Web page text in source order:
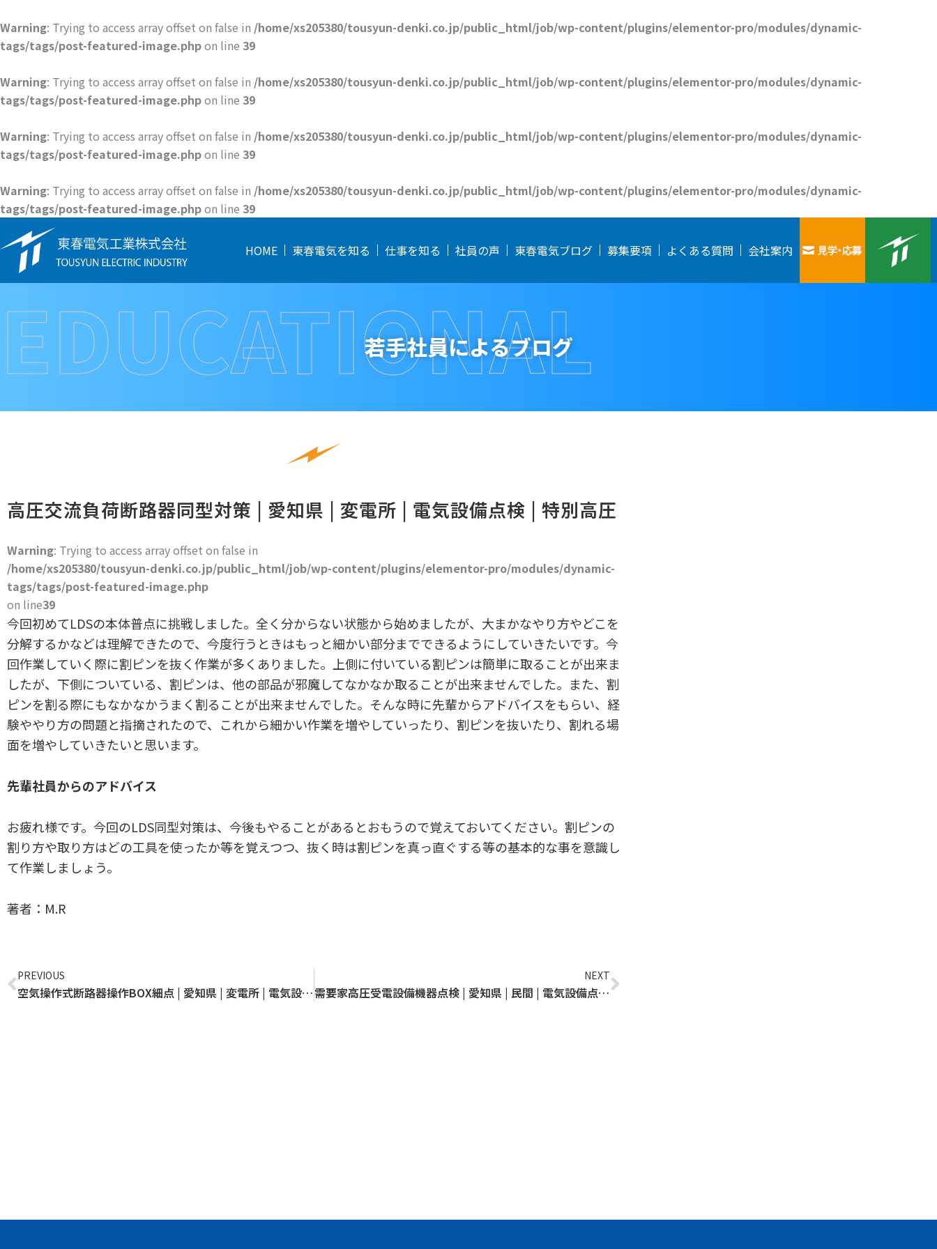
Warning: Trying to access array offset on false in /home/xs205380/tousyun-denki.co.jp/public_html/job/wp-content/plugins/elementor-pro/modules/dynamic-
tags/tags/post-featured-image.phpon line 39
Warning: Trying to access array offset on false in /home/xs205380/tousyun-denki.co.jp/public_html/job/wp-content/plugins/elementor-pro/modules/dynamic-
tags/tags/post-featured-image.phpon line 39
Warning: Trying to access array offset on false in /home/xs205380/tousyun-denki.co.jp/public_html/job/wp-content/plugins/elementor-pro/modules/dynamic-
tags/tags/post-featured-image.phpon line 39
Warning: Trying to access array offset on false in /home/xs205380/tousyun-denki.co.jp/public_html/job/wp-content/plugins/elementor-pro/modules/dynamic-
tags/tags/post-featured-image.phpon line 39
容
を
キ
ッ
HOME 東春電気を知る 仕事を知る 社員の声 東春電気ブログ 募集要項 よくある質問 会社案内
若手社員によるブログ
EDUCATIONAL
高圧交流負荷断路器同型対策 | 愛知県 | 変電所 | 電気設備点検 | 特別高圧
Warning: Trying to access array offset on false in
/home/xs205380/tousyun-denki.co.jp/public_html/job/wp-content/plugins/elementor-pro/modules/dynamic-
tags/tags/post-featured-image.php
on line39
今回初めてLDSの本体普点に挑戦しました。全く分からない状態から始めましたが、大まかなやり方やどこを
分解するかなどは理解できたので、今度行うときはもっと細かい部分までできるようにしていきたいです。今
回作業していく際に割ピンを抜く作業が多くありました。上側に付いている割ピンは簡単に取ることが出来ま
したが、下側についている、割ピンは、他の部品が邪魔してなかなか取ることが出来ませんでした。また、割
ピンを割る際にもなかなかうまく割ることが出来ませんでした。そんな時に先輩からアドバイスをもらい、経
験ややり方の問題と指摘されたので、これから細かい作業を増やしていったり、割ピンを抜いたり、割れる場
面を増やしていきたいと思います。
先輩社員からのアドバイス
お疲れ様です。今回のLDS同型対策は、今後もやることがあるとおもうので覚えておいてください。割ピンの
割り方や取り方はどの工具を使ったか等を覚えつつ、抜く時は割ピンを真っ直ぐする等の基本的な事を意識し
て作業しましょう。
著者：M.R
Prev
PREVIOUS
空気操作式断路器操作BOX細点 | 愛知県 | 変電所 | 電気設備点検 | 特別高圧
NEXT
需要家高圧受電設備機器点検 | 愛知県 | 民間 | 電気設備点検 | 特別高圧
Next